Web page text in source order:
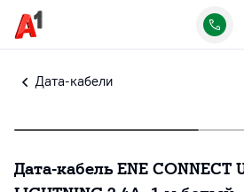
Дата-кабели
Дата-кабель ENE CONNECT